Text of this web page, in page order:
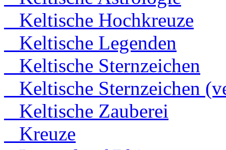
Keltische Hochkreuze
Keltische Legenden
Keltische Sternzeichen
Keltische Sternzeichen
Keltische Zauberei
Kreuze